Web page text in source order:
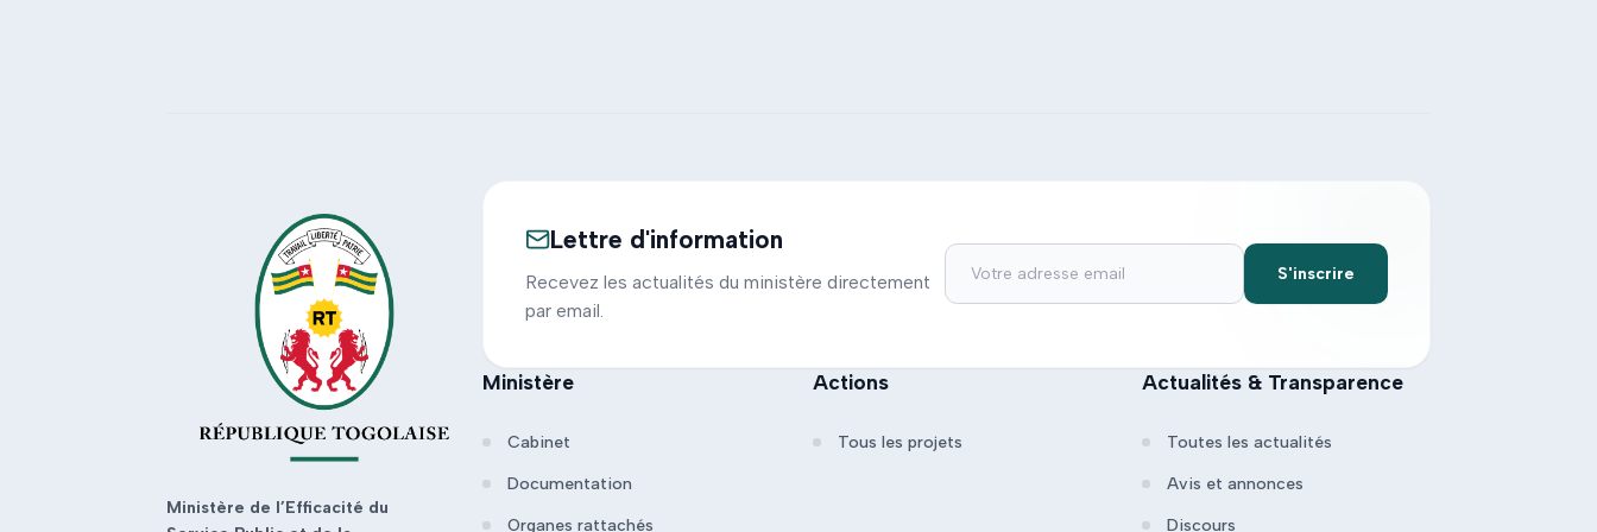
Ministère de l’Efficacité du
Lettre d'information
Recevez les actualités du ministère directement
par email.
S'inscrire
Ministère
Cabinet
Documentation
Organes rattachés
Actions
Tous les projets
Actualités & Transparence
Toutes les actualités
Avis et annonces
Discours